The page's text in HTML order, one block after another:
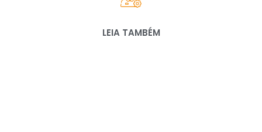
LEIA TAMBÉM